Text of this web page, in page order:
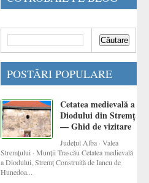
POSTĂRI POPULARE
Cetatea medievală a
Diodului din Stremț
— Ghid de vizitare
Județul Alba · Valea
Stremțului · Munții Trascău Cetatea medievală
a Diodului, Stremț Construită de Iancu de
Hunedoa...